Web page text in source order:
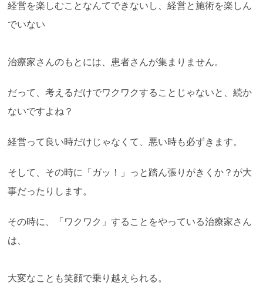
経営を楽しむことなんてできないし、経営と施術を楽しん
でいない
治療家さんのもとには、患者さんが集まりません。
だって、考えるだけでワクワクすることじゃないと、続か
ないですよね？
経営って良い時だけじゃなくて、悪い時も必ずきます。
そして、その時に「ガッ！」っと踏ん張りがきくか？が大
事だったりします。
その時に、「ワクワク」することをやっている治療家さん
は、
大変なことも笑顔で乗り越えられる。